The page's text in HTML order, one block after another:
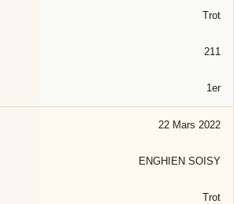
Trot
211
1er
22 Mars 2022
ENGHIEN SOISY
Trot